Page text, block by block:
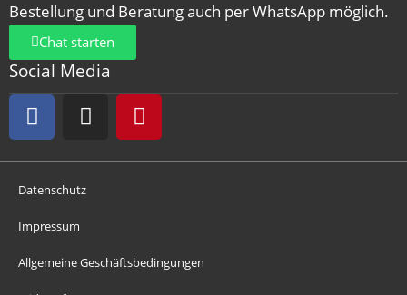
Bestellung und Beratung auch per WhatsApp möglich.
Chat starten
Social Media
Datenschutz
Impressum
Allgemeine Geschäftsbedingungen